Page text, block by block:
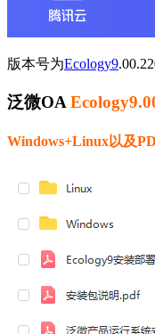
版本号为Ecology9
泛微OA
Windows+Linux以及